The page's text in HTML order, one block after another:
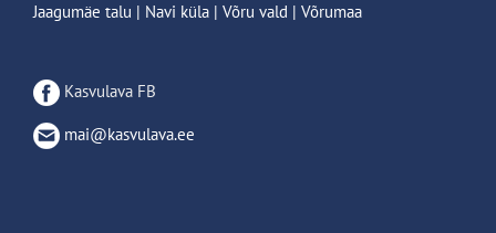
Jaagumäe talu | Navi küla | Võru vald | Võrumaa
Kasvulava FB
mai@kasvulava.ee